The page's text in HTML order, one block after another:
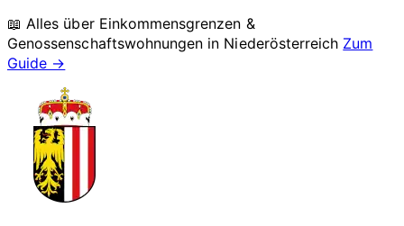
📖 Alles über Einkommensgrenzen &
Genossenschaftswohnungen in Niederösterreich Zum
Guide →